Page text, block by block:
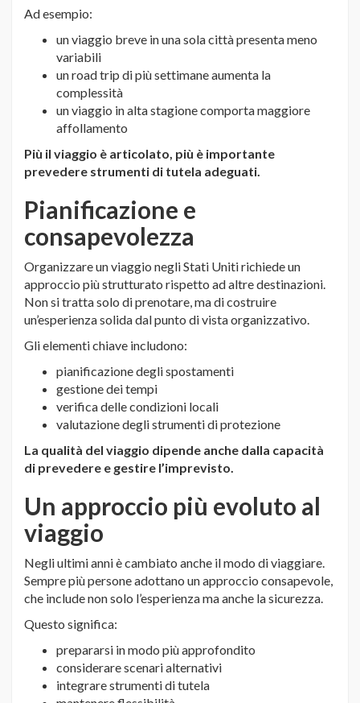
Ad esempio:
un viaggio breve in una sola città presenta meno
variabili
un road trip di più settimane aumenta la
complessità
un viaggio in alta stagione comporta maggiore
affollamento
Più il viaggio è articolato, più è importante
prevedere strumenti di tutela adeguati.
Pianificazione e
consapevolezza
Organizzare un viaggio negli Stati Uniti richiede un
approccio più strutturato rispetto ad altre destinazioni.
Non si tratta solo di prenotare, ma di costruire
un’esperienza solida dal punto di vista organizzativo.
Gli elementi chiave includono:
pianificazione degli spostamenti
gestione dei tempi
verifica delle condizioni locali
valutazione degli strumenti di protezione
La qualità del viaggio dipende anche dalla capacità
di prevedere e gestire l’imprevisto.
Un approccio più evoluto al
viaggio
Negli ultimi anni è cambiato anche il modo di viaggiare.
Sempre più persone adottano un approccio consapevole,
che include non solo l’esperienza ma anche la sicurezza.
Questo significa:
prepararsi in modo più approfondito
considerare scenari alternativi
integrare strumenti di tutela